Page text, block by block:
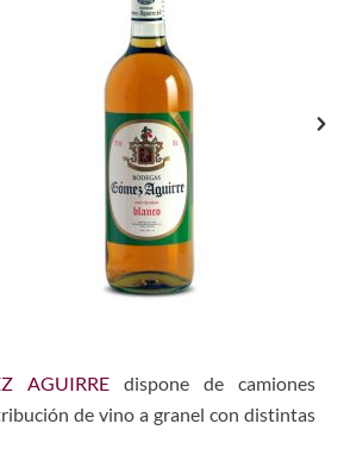
AGUIRRE dispone de camiones
de vino a granel con distintas